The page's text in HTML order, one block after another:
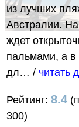
из лучших
Австралии.
ждет
пальмами, а в
дл… / читать
Рейтинг: 8.4
300)